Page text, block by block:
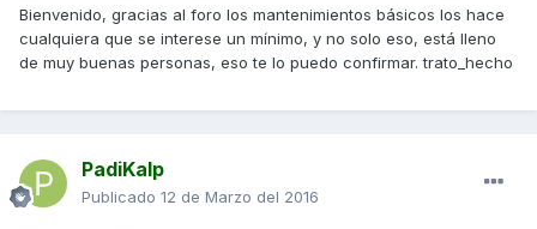
Bienvenido, gracias al foro los mantenimientos básicos los hace
cualquiera que se interese un mínimo, y no solo eso, está lleno
de muy buenas personas, eso te lo puedo confirmar. trato_hecho
PadiKalp
Publicado 12 de Marzo del 2016